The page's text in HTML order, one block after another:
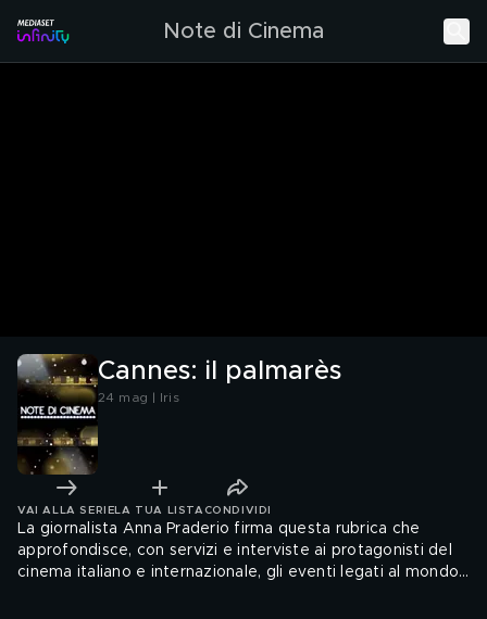
Note di Cinema
Cannes: il palmarès
24 mag | Iris
VAI ALLA SERIE LA TUA LISTA CONDIVIDI
La giornalista Anna Praderio firma questa rubrica che
approfondisce, con servizi e interviste ai protagonisti del
cinema italiano e internazionale, gli eventi legati al mondo